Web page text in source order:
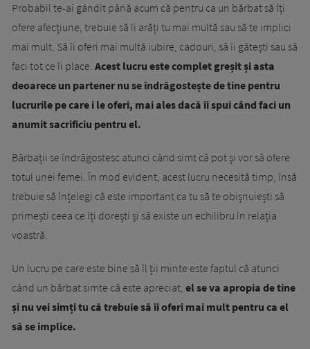
Probabil te-ai gândit până acum că pentru ca un bărbat să îți
ofere afecțiune, trebuie să îi arăți tu mai multă sau să te implici
mai mult. Să îi oferi mai multă iubire, cadouri, să îi gătești sau să
faci tot ce îi place. Acest lucru este complet greșit și asta
deoarece un partener nu se îndrăgostește de tine pentru
lucrurile pe care i le oferi, mai ales dacă îi spui când faci un
anumit sacrificiu pentru el.
Bărbații se îndrăgostesc atunci când simt că pot și vor să ofere
totul unei femei. În mod evident, acest lucru necesită timp, însă
trebuie să înțelegi că este important ca tu să te obișnuiești să
primești ceea ce îți dorești și să existe un echilibru în relația
voastră.
Un lucru pe care este bine să îl ții minte este faptul că atunci
când un bărbat simte că este apreciat, el se va apropia de tine
și nu vei simți tu că trebuie să îi oferi mai mult pentru ca el
să se implice.